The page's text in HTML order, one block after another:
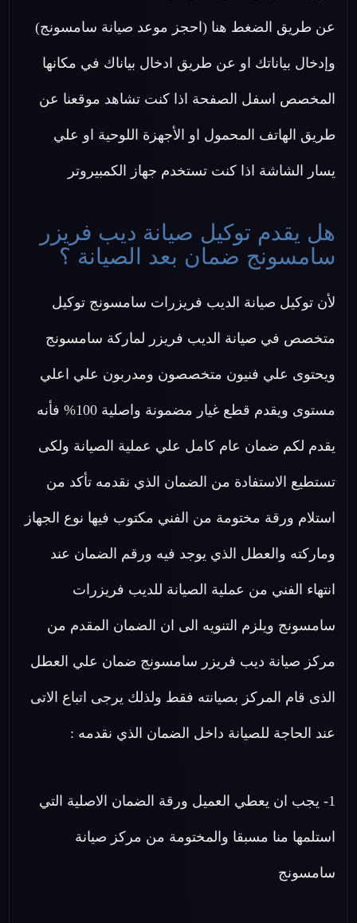
عن طريق الضغط هنا (احجز موعد صيانة سامسونج)
وإدخال بياناتك او عن طريق ادخال بياناك في مكانها
المخصص اسفل الصفحة اذا كنت تشاهد موقعنا عن
طريق الهاتف المحمول او الأجهزة اللوحية او علي
يسار الشاشة اذا كنت تستخدم جهاز الكمبيروتر
هل يقدم توكيل صيانة ديب فريزر
سامسونج ضمان بعد الصيانة ؟
لأن توكيل صيانة الديب فريزرات سامسونج توكيل
متخصص في صيانة الديب فريزر لماركة سامسونج
ويحتوى علي فنيون متخصصون ومدربون علي اعلي
مستوى ويقدم قطع غيار مضمونة واصلية 100% فأنه
يقدم لكم ضمان عام كامل علي عملية الصيانة ولكى
تستطيع الاستفادة من الضمان الذي نقدمه تأكد من
استلام ورقة مختومة من الفني مكتوب فيها نوع الجهاز
وماركته والعطل الذي يوجد فيه ورقم الضمان عند
انتهاء الفني من عملية الصيانة للديب فريزرات
سامسونج ويلزم التنويه الى ان الضمان المقدم من
مركز صيانة ديب فريزر سامسونج ضمان علي العطل
الذى قام المركز بصيانته فقط ولذلك يرجى اتباع الاتى
عند الحاجة للصيانة داخل الضمان الذي نقدمه :
1- يجب ان يعطي العميل ورقة الضمان الاصلية التي
استلمها منا مسبقا والمختومة من مركز صيانة
سامسونج